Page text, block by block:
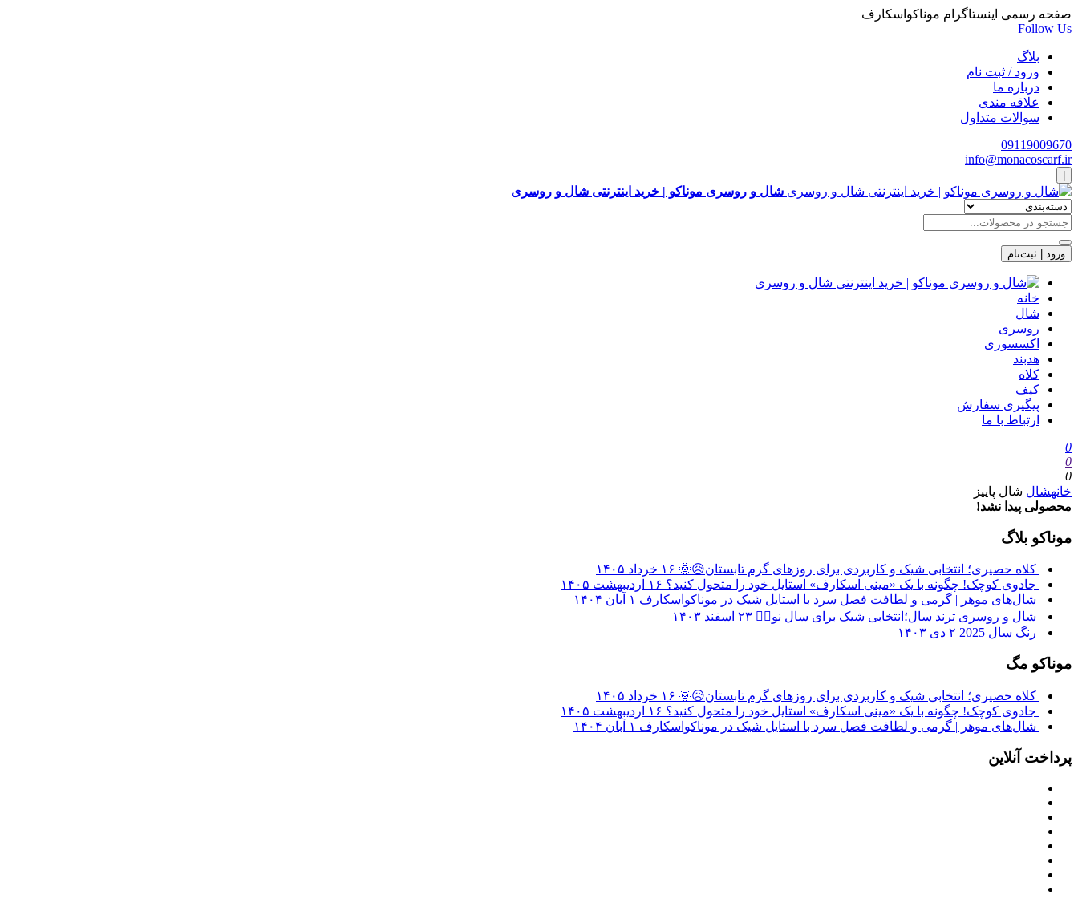
صفحه رسمی اینستاگرام موناکواسکارف
Follow Us
بلاگ
ورود / ثبت نام
درباره ما
علاقه مندی
سوالات متداول
09119009670
info@monacoscarf.ir
شال و روسری موناکو | خرید اینترنتی شال و روسری
ورود | ثبت‌نام
خانه
شال
روسری
اکسسوری
هدبند
کلاه
کیف
پیگیری سفارش
ارتباط با ما
0
0
0
خانهشال شال پاییز
محصولی پیدا نشد!
موناکو بلاگ
کلاه حصیری؛ انتخابی شیک و کاربردی برای روزهای گرم تابستان😥🌞 ۱۶ خرداد ۱۴۰۵
جادوی کوچک! چگونه با یک «مینی اسکارف» استایل خود را متحول کنید؟ ۱۶ اردیبهشت ۱۴۰۵
شال‌های موهر | گرمی و لطافت فصل سرد با استایل شیک در موناکواسکارف ۱ آبان ۱۴۰۴
شال و روسری ترند سال؛انتخابی شیک برای سال نو❤️‍🔥 ۲۳ اسفند ۱۴۰۳
رنگ سال 2025
۲ دی ۱۴۰۳
موناکو مگ
کلاه حصیری؛ انتخابی شیک و کاربردی برای روزهای گرم تابستان😥🌞 ۱۶ خرداد ۱۴۰۵
جادوی کوچک! چگونه با یک «مینی اسکارف» استایل خود را متحول کنید؟ ۱۶ اردیبهشت ۱۴۰۵
شال‌های موهر | گرمی و لطافت فصل سرد با استایل شیک در موناکواسکارف ۱ آبان ۱۴۰۴
پرداخت آنلاین